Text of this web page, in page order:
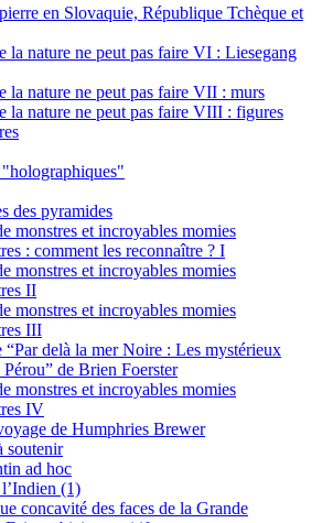
en Slovaquie, République Tchèque et
la nature ne peut pas faire VI : Liesegang
la nature ne peut pas faire VII : murs
la nature ne peut pas faire VIII : figures
des pyramides
monstres et incroyables momies
: comment les reconnaître ? I
monstres et incroyables momies
II
monstres et incroyables momies
III
“Par delà la mer Noire : Les mystérieux
Pérou” de Brien Foerster
monstres et incroyables momies
IV
de Humphries Brewer
soutenir
ad hoc
(1)
concavité des faces de la Grande